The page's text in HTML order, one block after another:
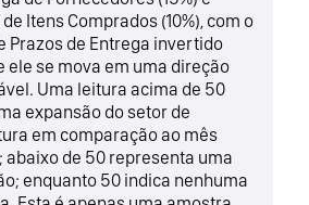
Itens Comprados (10%), com o
Prazos de Entrega invertido
ele se mova em uma direção
Uma leitura acima de 50
expansão do setor de
em comparação ao mês
abaixo de 50 representa uma
enquanto 50 indica nenhuma